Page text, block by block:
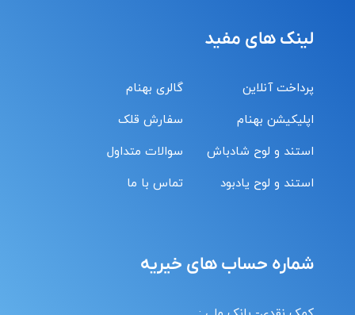
لینک های مفید
پرداخت آنلاین
اپلیکیشن بهنام
استند و لوح شادباش
استند و لوح یادبود
گالری بهنام
سفارش قلک
سوالات متداول
تماس با ما
شماره حساب های خیریه